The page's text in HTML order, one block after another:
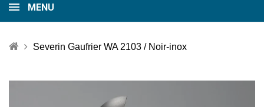
MENU
Severin Gaufrier WA 2103 / Noir-inox